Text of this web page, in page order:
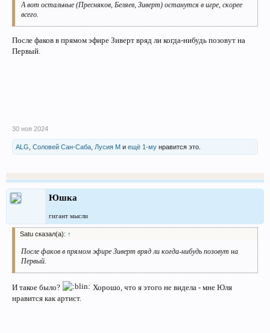
А вот остальные (Пресняков, Беляев, Зиверт) останутся в игре, скорее
всего.
После факов в прямом эфире Зиверт вряд ли когда-нибудь позовут на
Первый.
30 ноя 2024
ALG Соловей Сан-Саба Лусия М и ещё 1-му нравится это.
Юшка
гигант мысли
Satu сказал(а): ↑
После факов в прямом эфире Зиверт вряд ли когда-нибудь позовут на
Первый.
И такое было?
Хорошо, что я этого не видела - мне Юля
нравится как артист.